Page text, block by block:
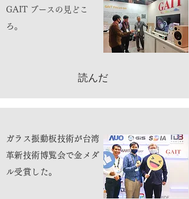
GAIT ブースの見どこ
ろ。
読んだ
ガラス振動板技術が台湾
革新技術博覧会で金メダ
ル受賞した。